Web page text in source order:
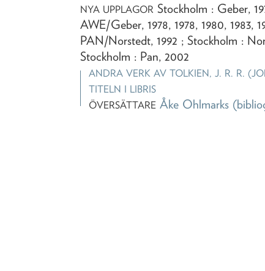
NYA UPPLAGOR Stockholm : Geber,
AWE/Geber, 1978, 1978, 1980, 1983,
PAN/Norstedt, 1992 ; Stockholm :
Stockholm : Pan, 2002
ANDRA VERK AVTOLKIEN, J. R. R.
TITELN I LIBRIS
ÖVERSÄTTARE Åke Ohlmarks